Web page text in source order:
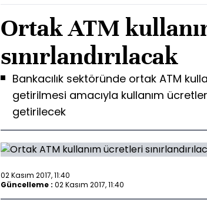
Ortak ATM
sınırlandırılacak
Bankacılık sektöründe ortak ATM
getirilmesi amacıyla kullanım
getirilecek
02 Kasım 2017, 11:40
Güncelleme : 02 Kasım 2017, 11:40